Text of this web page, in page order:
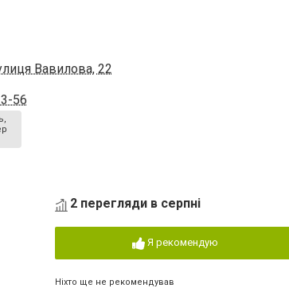
Вавилова, 22
56
2 перегляди в серпні
Я рекомендую
Ніхто ще не рекомендував